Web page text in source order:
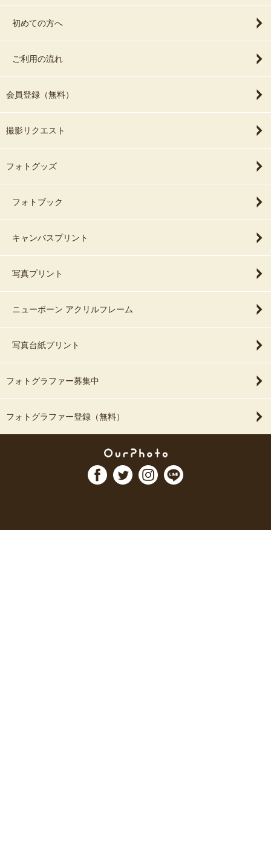
初めての方へ
ご利用の流れ
会員登録（無料）
撮影リクエスト
フォトグッズ
フォトブック
キャンバスプリント
写真プリント
ニューボーン アクリルフレーム
写真台紙プリント
フォトグラファー募集中
フォトグラファー登録（無料）